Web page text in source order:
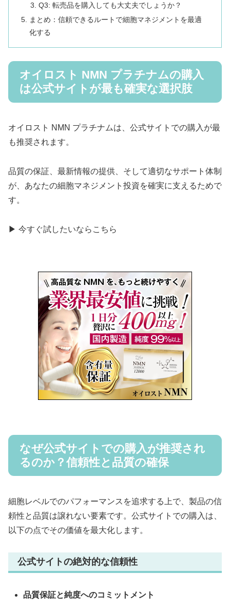
Q3: 転売品を購入しても大丈夫でしょうか？
まとめ：信頼できるルートで細胞マネジメントを最適
化する
オイロスト NMN プラチナムの購入
は公式サイトが最も確実な選択肢
オイロスト NMN プラチナムは、公式サイトでの購入が最
も推奨されます。
品質の保証、最新情報の提供、そして適切なサポート体制
が、あなたの細胞マネジメント投資を確実に支えるためで
す。
▶ 今すぐ試したいならこちら
なぜ公式サイトでの購入が推奨され
るのか？信頼性と品質の確保
細胞レベルでのパフォーマンスを追求する上で、製品の信
頼性と品質は譲れない要素です。公式サイトでの購入は、
以下の点でその価値を最大化します。
公式サイトの絶対的な信頼性
品質保証と純度へのコミットメント